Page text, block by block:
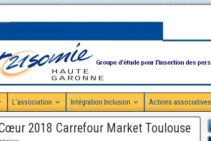
L’association Intégration Inclusion Actions associatives
2018 Carrefour Market Toulouse